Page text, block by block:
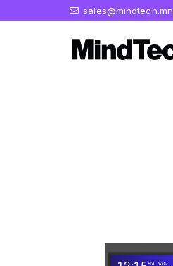
sales@mindtech.mn